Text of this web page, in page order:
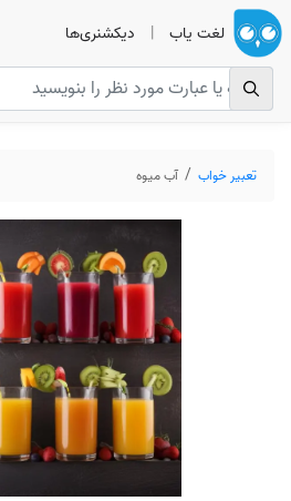
لغت یاب | دیکشنری‌ها
تعبیر خواب آب میوه